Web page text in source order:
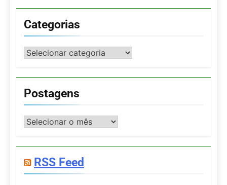
Categorias
Categorias
Postagens
Postagens
RSS Feed